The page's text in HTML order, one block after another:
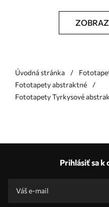
Úvodná stránka
Fototapety abstraktné
Fototapety Tyrkysové
Prihlásiť sa k